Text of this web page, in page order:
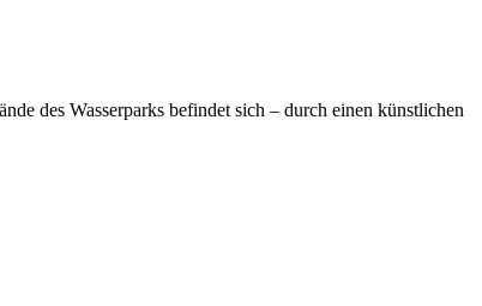
des Wasserparks befindet sich – durch einen künstlichen